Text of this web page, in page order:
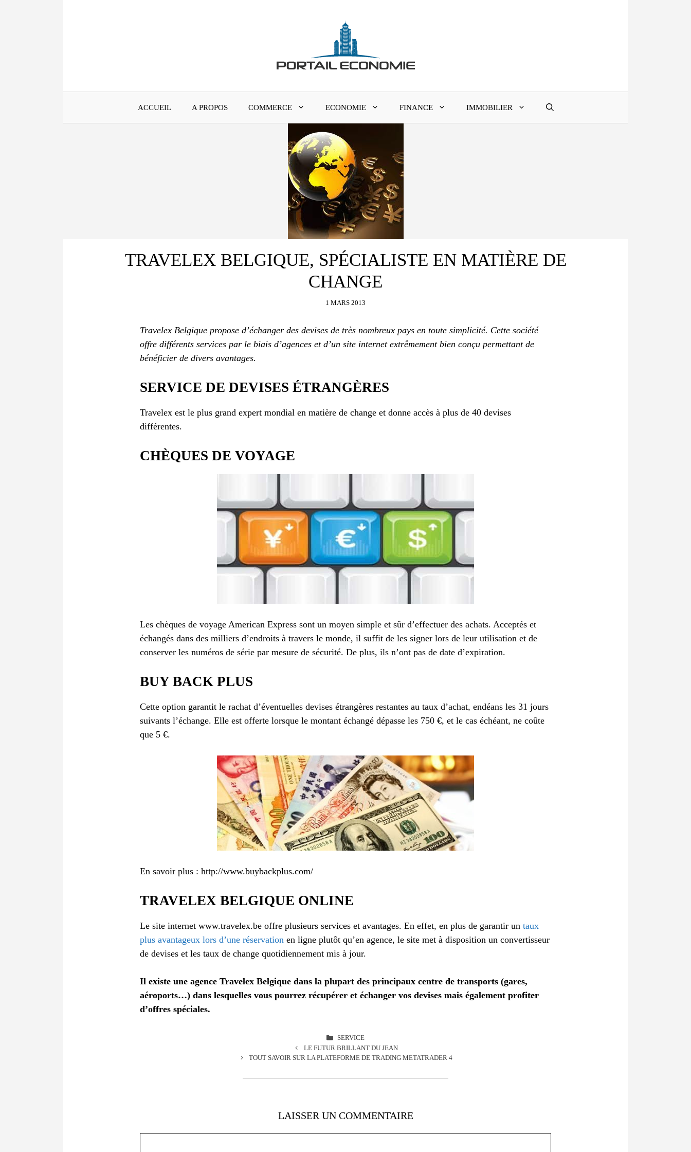
ACCUEIL A PROPOS COMMERCE ECONOMIE FINANCE IMMOBILIER
TRAVELEX BELGIQUE, SPÉCIALISTE EN MATIÈRE DE
CHANGE
1 MARS 2013
Travelex Belgique propose d’échanger des devises de très nombreux pays en toute simplicité. Cette société
offre différents services par le biais d’agences et d’un site internet extrêmement bien conçu permettant de
bénéficier de divers avantages.
SERVICE DE DEVISES ÉTRANGÈRES
Travelex est le plus grand expert mondial en matière de change et donne accès à plus de 40 devises
différentes.
CHÈQUES DE VOYAGE
Les chèques de voyage American Express sont un moyen simple et sûr d’effectuer des achats. Acceptés et
échangés dans des milliers d’endroits à travers le monde, il suffit de les signer lors de leur utilisation et de
conserver les numéros de série par mesure de sécurité. De plus, ils n’ont pas de date d’expiration.
BUY BACK PLUS
Cette option garantit le rachat d’éventuelles devises étrangères restantes au taux d’achat, endéans les 31 jours
suivants l’échange. Elle est offerte lorsque le montant échangé dépasse les 750 €, et le cas échéant, ne coûte
que 5 €.
En savoir plus : http://www.buybackplus.com/
TRAVELEX BELGIQUE ONLINE
Le site internet www.travelex.be offre plusieurs services et avantages. En effet, en plus de garantir un taux
plus avantageux lors d’une réservation en ligne plutôt qu’en agence, le site met à disposition un convertisseur
de devises et les taux de change quotidiennement mis à jour.
Il existe une agence Travelex Belgique dans la plupart des principaux centre de transports (gares,
aéroports…) dans lesquelles vous pourrez récupérer et échanger vos devises mais également profiter
d’offres spéciales.
CATÉGORIES
SERVICE
LE FUTUR BRILLANT DU JEAN
TOUT SAVOIR SUR LA PLATEFORME DE TRADING METATRADER 4
LAISSER UN COMMENTAIRE